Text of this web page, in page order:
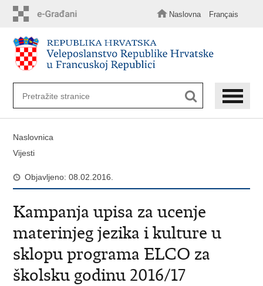
sadržaj
Naslovna Français
Naslovnica
Vijesti
Objavljeno: 08.02.2016.
Kampanja upisa za ucenje
materinjeg jezika i kulture u
sklopu programa ELCO za
školsku godinu 2016/17